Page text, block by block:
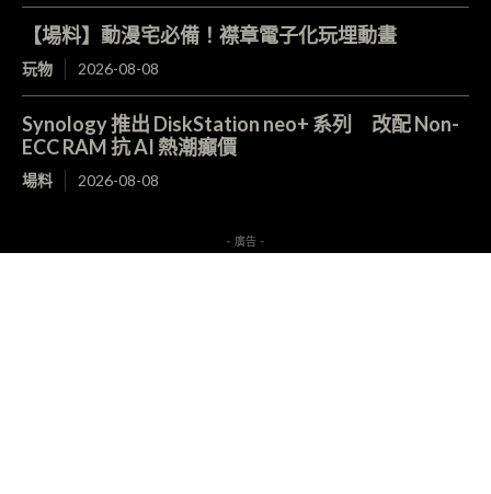
【場料】動漫宅必備！襟章電子化玩埋動畫
玩物 2026-08-08
Synology 推出 DiskStation neo+ 系列 改配 Non-
ECC RAM 抗 AI 熱潮癲價
場料 2026-08-08
- 廣告 -